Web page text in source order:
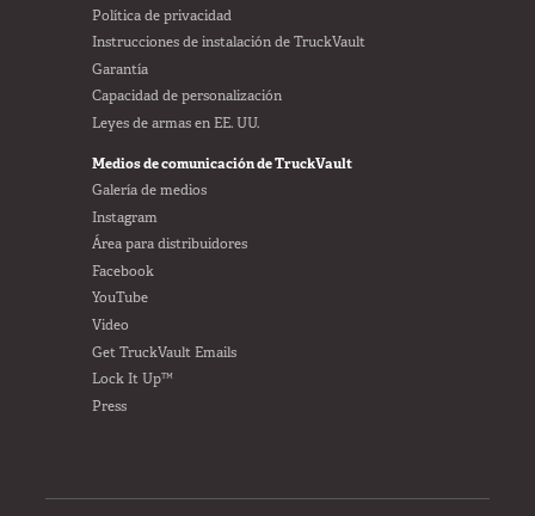
Política de privacidad
Instrucciones de instalación de TruckVault
Garantía
Capacidad de personalización
Leyes de armas en EE. UU.
Medios de comunicación de TruckVault
Galería de medios
Instagram
Área para distribuidores
Facebook
YouTube
Video
Get TruckVault Emails
Lock It Up™
Press